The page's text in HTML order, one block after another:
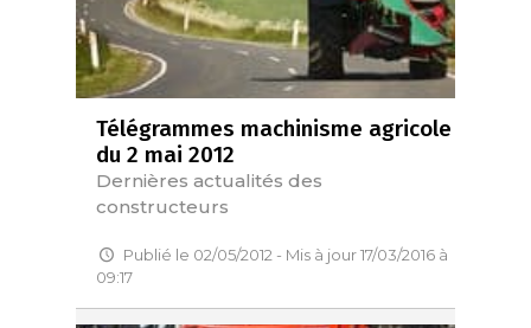
Télégrammes machinisme agricole
du 2 mai 2012
Dernières actualités des
constructeurs
Publié le 02/05/2012 - Mis à jour 17/03/2016 à
09:17